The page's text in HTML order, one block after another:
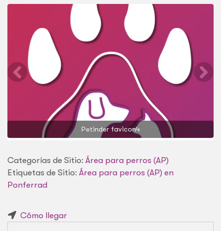
Petinder favicon4
Categorías de Sitio: Área para perros (AP)
Etiquetas de Sitio: Área para perros (AP) en
Ponferrad
Cómo llegar